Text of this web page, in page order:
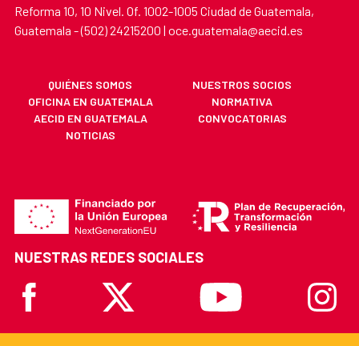
Reforma 10, 10 Nivel. Of. 1002-1005 Ciudad de Guatemala,
Guatemala - (502) 24215200 | oce.guatemala@aecid.es
QUIÉNES SOMOS
NUESTROS SOCIOS
OFICINA EN GUATEMALA
NORMATIVA
AECID EN GUATEMALA
CONVOCATORIAS
NOTICIAS
NUESTRAS REDES SOCIALES
Facebook
X Youtube